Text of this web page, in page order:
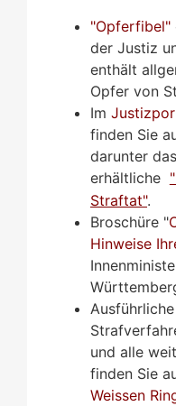
"Opferfibel"
der Justiz
enthält
Opfer von
Im
finden Sie
darunter
erhältliche
Straftat".
Broschüre "
Hinweise
und alle
finden Sie
Weissen